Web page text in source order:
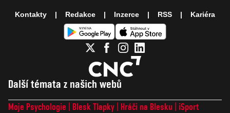
Další témata z našich webů
Moje Psychologie Blesk Tlapky Hráči na Blesku
iSport
Kontakty Redakce Inzerce RSS Kariéra